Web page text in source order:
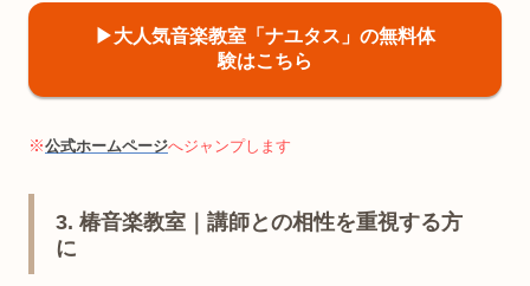
▶︎大人気音楽教室「ナユタス」の無料体
験はこちら
※公式ホームページへジャンプします
3. 椿音楽教室｜講師との相性を重視する方
に